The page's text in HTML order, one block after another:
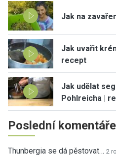
Jak na
Jak uvařit
recept
Jak udělat
Pohlreicha |
Poslední komentáře
Thunbergia se dá pěstovat… 2